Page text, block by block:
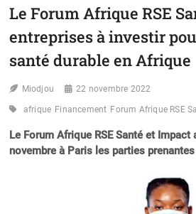
Le Forum Afrique RSE
entreprises à investir
santé durable en Afrique
Miodjou 22 novembre 2022
afrique Financement Forum Afrique RSE
Le Forum Afrique RSE Santé et
novembre à Paris les parties